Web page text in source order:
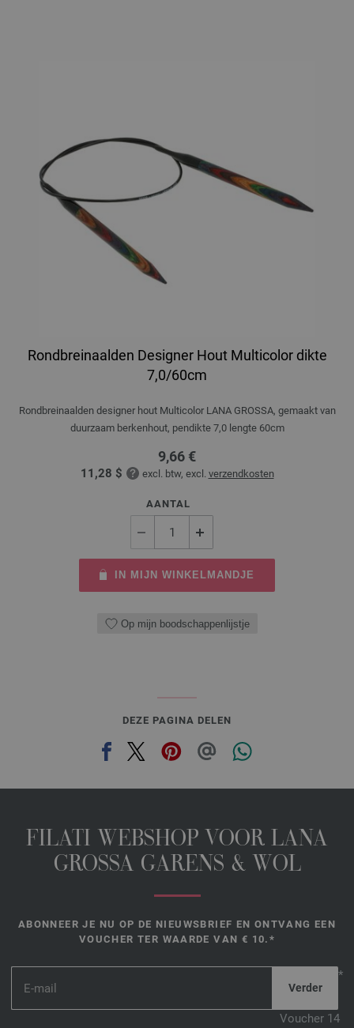
Rondbreinaalden Designer Hout Multicolor dikte
7,0/60cm
Rondbreinaalden designer hout Multicolor LANA GROSSA, gemaakt van
duurzaam berkenhout, pendikte 7,0 lengte 60cm
9,66 €
11,28 $ excl. btw, excl. verzendkosten
AANTAL
IN MIJN WINKELMANDJE
Op mijn boodschappenlijstje
DEZE PAGINA DELEN
FILATI WEBSHOP VOOR LANA
GROSSA GARENS & WOL
ABONNEER JE NU OP DE NIEUWSBRIEF EN ONTVANG EEN
VOUCHER TER WAARDE VAN € 10.*
*
Voucher 14